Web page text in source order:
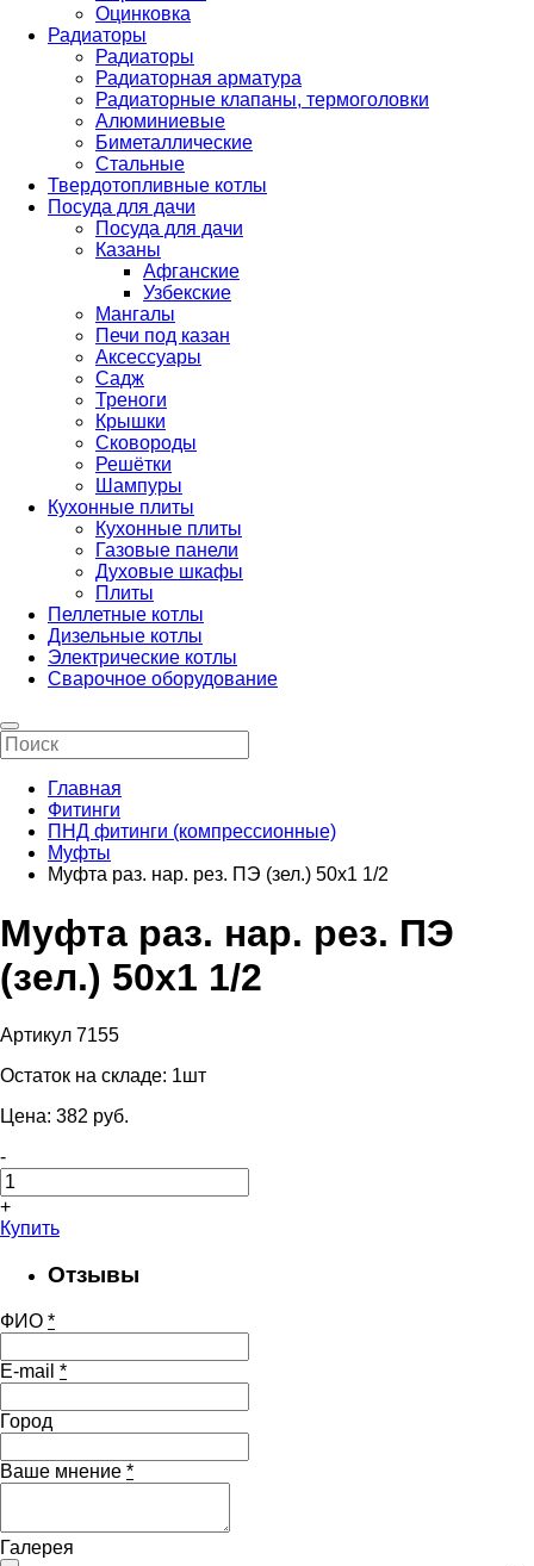
Оцинковка
Радиаторы
Радиаторы
Радиаторная арматура
Радиаторные клапаны, термоголовки
Алюминиевые
Биметаллические
Стальные
Твердотопливные котлы
Посуда для дачи
Посуда для дачи
Казаны
Афганские
Узбекские
Мангалы
Печи под казан
Аксессуары
Садж
Треноги
Крышки
Сковороды
Решётки
Шампуры
Кухонные плиты
Кухонные плиты
Газовые панели
Духовые шкафы
Плиты
Пеллетные котлы
Дизельные котлы
Электрические котлы
Сварочное оборудование
Главная
Фитинги
ПНД фитинги (компрессионные)
Муфты
Муфта раз. нар. рез. ПЭ (зел.) 50х1 1/2
Муфта раз. нар. рез. ПЭ
(зел.) 50х1 1/2
Артикул 7155
Остаток на складе: 1шт
Цена: 382 pуб.
-
+
Купить
Отзывы
ФИО *
E-mail *
Город
Ваше мнение *
Галерея